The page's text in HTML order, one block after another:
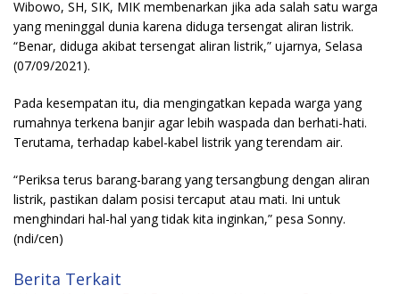
Wibowo, SH, SIK, MIK membenarkan jika ada salah satu warga
yang meninggal dunia karena diduga tersengat aliran listrik.
“Benar, diduga akibat tersengat aliran listrik,” ujarnya, Selasa
(07/09/2021).
Pada kesempatan itu, dia mengingatkan kepada warga yang
rumahnya terkena banjir agar lebih waspada dan berhati-hati.
Terutama, terhadap kabel-kabel listrik yang terendam air.
“Periksa terus barang-barang yang tersangbung dengan aliran
listrik, pastikan dalam posisi tercaput atau mati. Ini untuk
menghindari hal-hal yang tidak kita inginkan,” pesa Sonny.
(ndi/cen)
Berita Terkait